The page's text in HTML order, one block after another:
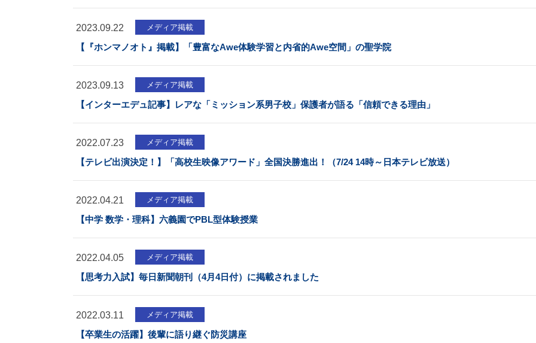
2023.09.22 メディア掲載
【『ホンマノオト』掲載】「豊富なAwe体験学習と内省的Awe空間」の聖学院
2023.09.13 メディア掲載
【インターエデュ記事】レアな「ミッション系男子校」保護者が語る「信頼できる理由」
2022.07.23 メディア掲載
【テレビ出演決定！】「高校生映像アワード」全国決勝進出！（7/24 14時～日本テレビ放送）
2022.04.21 メディア掲載
【中学 数学・理科】六義園でPBL型体験授業
2022.04.05 メディア掲載
【思考力入試】毎日新聞朝刊（4月4日付）に掲載されました
2022.03.11 メディア掲載
【卒業生の活躍】後輩に語り継ぐ防災講座